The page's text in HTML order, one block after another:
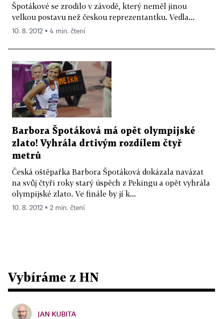
Špotákové se zrodilo v závodě, který neměl jinou
velkou postavu než českou reprezentantku. Vedla...
10. 8. 2012 ▪ 4 min. čtení
Barbora Špotáková má opět olympijské
zlato! Vyhrála drtivým rozdílem čtyř
metrů
Česká oštěpařka Barbora Špotáková dokázala navázat
na svůj čtyři roky starý úspěch z Pekingu a opět vyhrála
olympijské zlato. Ve finále by jí k...
10. 8. 2012 ▪ 2 min. čtení
Vybíráme z HN
JAN KUBITA